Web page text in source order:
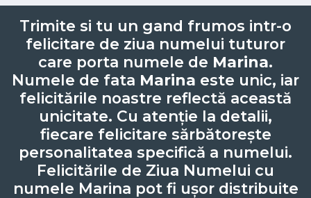
Trimite si tu un gand frumos intr-o
felicitare de ziua numelui tuturor
care porta numele de Marina.
Numele de fata Marina este unic, iar
felicitările noastre reflectă această
unicitate. Cu atenție la detalii,
fiecare felicitare sărbătorește
personalitatea specifică a numelui.
Felicitările de Ziua Numelui cu
numele Marina pot fi ușor distribuite